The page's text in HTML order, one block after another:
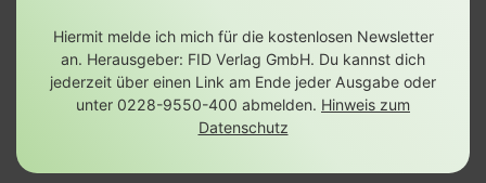
Hiermit melde ich mich für die kostenlosen Newsletter
an. Herausgeber: FID Verlag GmbH. Du kannst dich
jederzeit über einen Link am Ende jeder Ausgabe oder
unter 0228-9550-400 abmelden. Hinweis zum
Datenschutz